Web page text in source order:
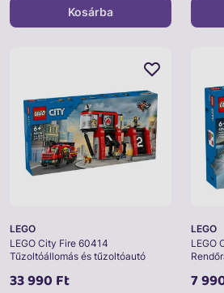
Kosárba
LEGO
LEGO City Fire 60414
Tűzoltóállomás és tűzoltóautó
33 990 Ft
LEGO
LEGO
7